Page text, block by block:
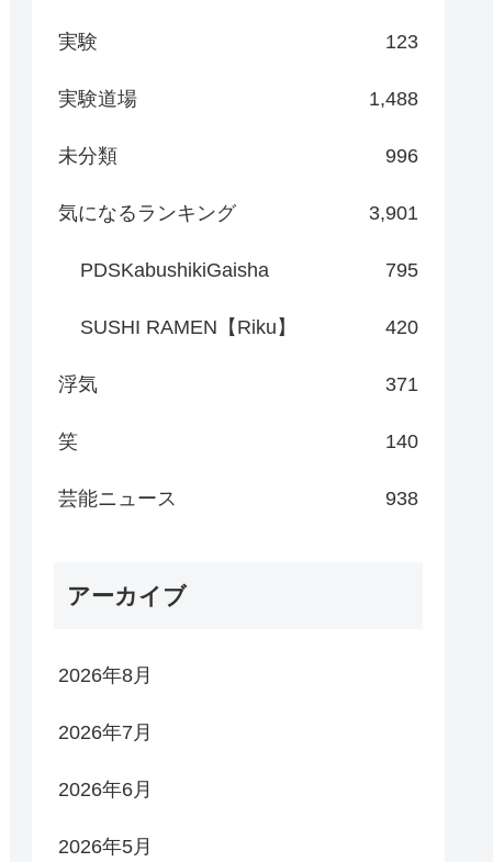
実験 123
実験道場 1,488
未分類 996
気になるランキング 3,901
PDSKabushikiGaisha 795
SUSHI RAMEN【Riku】 420
浮気 371
笑 140
芸能ニュース 938
アーカイブ
2026年8月
2026年7月
2026年6月
2026年5月